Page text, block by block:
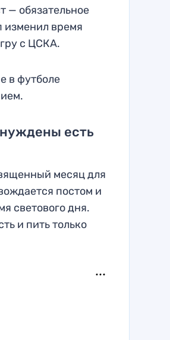
— обязательное
изменил время
с ЦСКА.
в футболе
есть
месяц для
постом и
светового дня.
и пить только